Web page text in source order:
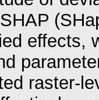
effects,
raster-